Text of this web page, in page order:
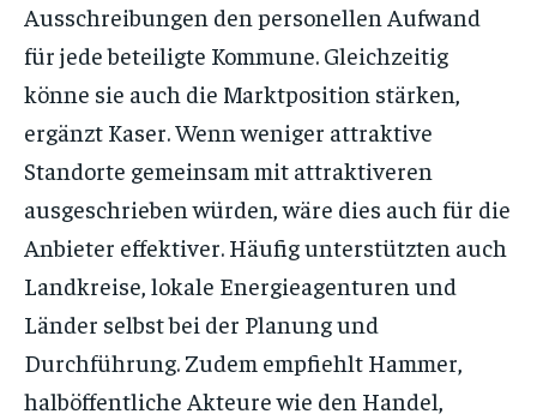
Ausschreibungen den personellen Aufwand
für jede beteiligte Kommune. Gleichzeitig
könne sie auch die Marktposition stärken,
ergänzt Kaser. Wenn weniger attraktive
Standorte gemeinsam mit attraktiveren
ausgeschrieben würden, wäre dies auch für die
Anbieter effektiver. Häufig unterstützten auch
Landkreise, lokale Energieagenturen und
Länder selbst bei der Planung und
Durchführung. Zudem empfiehlt Hammer,
halböffentliche Akteure wie den Handel,